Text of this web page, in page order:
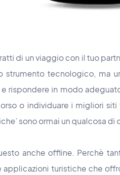
di un viaggio con il tuo
strumento tecnologico, ma
rispondere in modo
o individuare i migliori
sono ormai un qualcosa di
anche offline. Perchè
applicazioni turistiche che